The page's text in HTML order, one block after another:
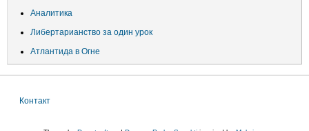
Аналитика
Либертарианство за один урок
Атлантида в Огне
Контакт